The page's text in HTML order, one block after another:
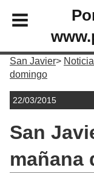
San Javier
domingo
22/03/2015
San
mañana